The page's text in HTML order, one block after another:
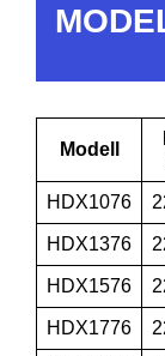
Modell
HDX1076
HDX1376
HDX1576
HDX1776